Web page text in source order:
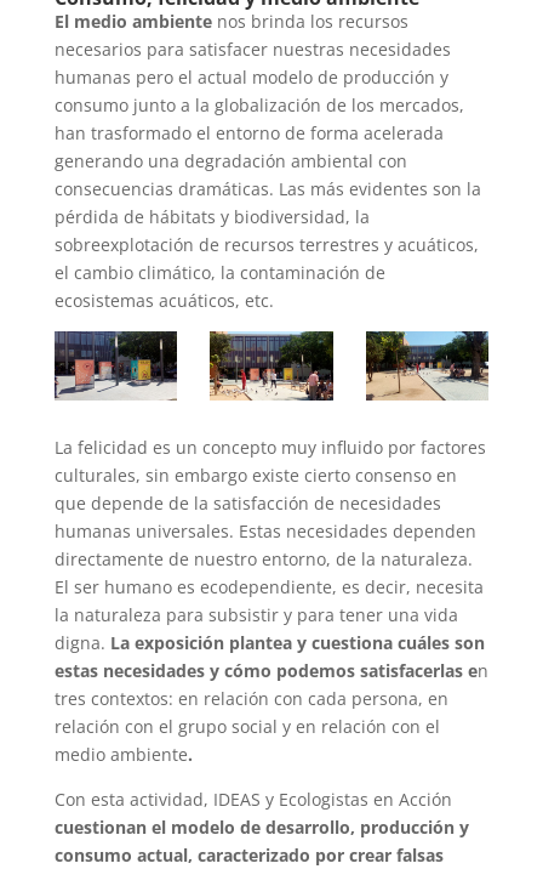
El medio ambientenos brinda los recursos
necesarios para satisfacer nuestras necesidades
humanas pero el actual modelo de producción y
consumo junto a la globalización de los mercados,
han trasformado el entorno de forma acelerada
generando una degradación ambiental con
consecuencias dramáticas. Las más evidentes son la
pérdida de hábitats y biodiversidad, la
sobreexplotación de recursos terrestres y acuáticos,
el cambio climático, la contaminación de
ecosistemas acuáticos, etc.
La felicidad es un concepto muy influido por factores
culturales, sin embargo existe cierto consenso en
que depende de la satisfacción de necesidades
humanas universales. Estas necesidades dependen
directamente de nuestro entorno, de la naturaleza.
El ser humano es ecodependiente, es decir, necesita
la naturaleza para subsistir y para tener una vida
digna. La exposición plantea y cuestiona cuáles son
estas necesidades y cómo podemos satisfacerlas en
tres contextos: en relación con cada persona, en
relación con el grupo social y en relación con el
medio ambiente.
Con esta actividad, IDEAS y Ecologistas en Acción
cuestionan el modelo de desarrollo, producción y
consumo actual, caracterizado por crear falsas